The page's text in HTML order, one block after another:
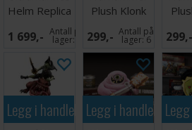
Helm Replica
12cm
1 699,- Antall på
lager:
Plush Klonk
Rockbrow
Squig
299,- Antall på
lager:6 299,-
Legg i handlekurvenLegg i handlekurven